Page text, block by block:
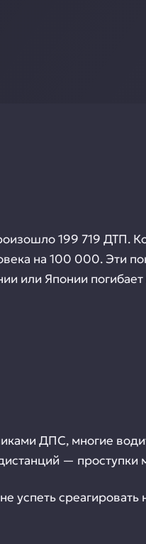
199 719 ДТП.
на 100 000. Эти
или Японии
ДПС, многие
— проступки
успеть